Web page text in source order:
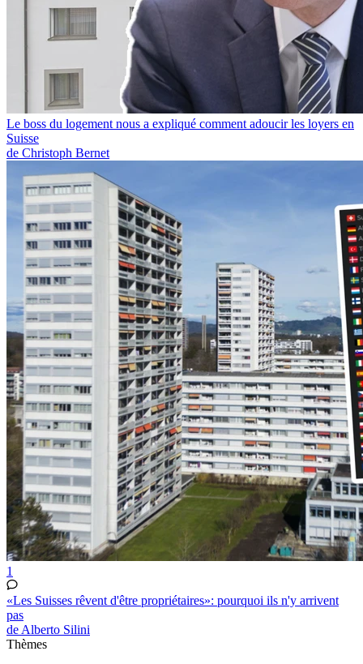
Le boss du logement nous a expliqué comment adoucir les loyers en
Suisse
de Christoph Bernet
1
«Les Suisses rêvent d'être propriétaires»: pourquoi ils n'y arrivent
pas
de Alberto Silini
Thèmes